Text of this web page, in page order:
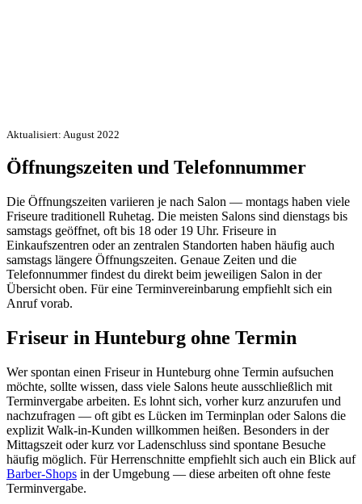
Aktualisiert: August 2022
Öffnungszeiten und Telefonnummer
Die Öffnungszeiten variieren je nach Salon — montags haben viele
Friseure traditionell Ruhetag. Die meisten Salons sind dienstags bis
samstags geöffnet, oft bis 18 oder 19 Uhr. Friseure in
Einkaufszentren oder an zentralen Standorten haben häufig auch
samstags längere Öffnungszeiten. Genaue Zeiten und die
Telefonnummer findest du direkt beim jeweiligen Salon in der
Übersicht oben. Für eine Terminvereinbarung empfiehlt sich ein
Anruf vorab.
Friseur in Hunteburg ohne Termin
Wer spontan einen Friseur in Hunteburg ohne Termin aufsuchen
möchte, sollte wissen, dass viele Salons heute ausschließlich mit
Terminvergabe arbeiten. Es lohnt sich, vorher kurz anzurufen und
nachzufragen — oft gibt es Lücken im Terminplan oder Salons die
explizit Walk-in-Kunden willkommen heißen. Besonders in der
Mittagszeit oder kurz vor Ladenschluss sind spontane Besuche
häufig möglich. Für Herrenschnitte empfiehlt sich auch ein Blick auf
Barber-Shops in der Umgebung — diese arbeiten oft ohne feste
Terminvergabe.